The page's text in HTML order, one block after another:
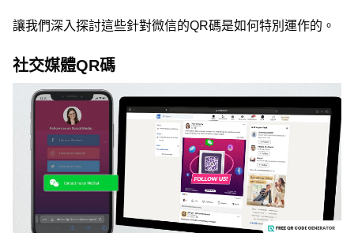
讓我們深入探討這些針對微信的QR碼是如何特別運作的。
社交媒體QR碼